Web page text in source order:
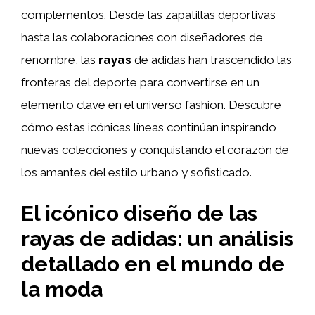
complementos. Desde las zapatillas deportivas
hasta las colaboraciones con diseñadores de
renombre, las rayas de adidas han trascendido las
fronteras del deporte para convertirse en un
elemento clave en el universo fashion. Descubre
cómo estas icónicas líneas continúan inspirando
nuevas colecciones y conquistando el corazón de
los amantes del estilo urbano y sofisticado.
El icónico diseño de las
rayas de adidas: un análisis
detallado en el mundo de
la moda